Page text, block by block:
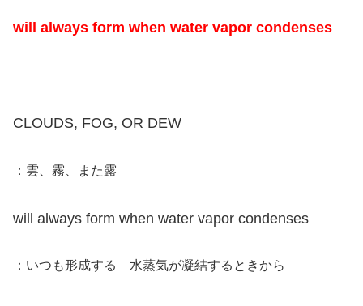
will always form when water vapor condenses
CLOUDS, FOG, OR DEW
：雲、霧、また露
will always form when water vapor condenses
：いつも形成する 水蒸気が凝結するときから